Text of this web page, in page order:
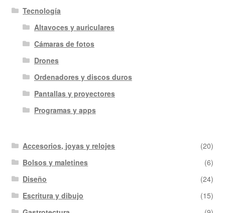
Tecnología
Altavoces y auriculares
Cámaras de fotos
Drones
Ordenadores y discos duros
Pantallas y proyectores
Programas y apps
Accesorios, joyas y relojes
(20)
Bolsos y maletines
(6)
Diseño
(24)
Escritura y dibujo
(15)